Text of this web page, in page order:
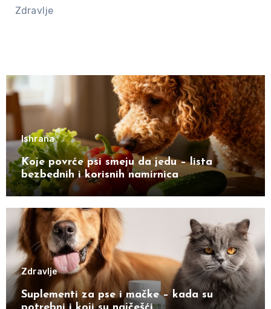
Zdravlje
Ishrana
Koje povrće psi smeju da jedu – lista
bezbednih i korisnih namirnica
Zdravlje
Suplementi za pse i mačke – kada su